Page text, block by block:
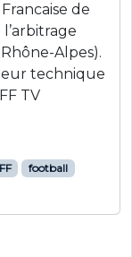
de
Alpes).
technique
TV
football